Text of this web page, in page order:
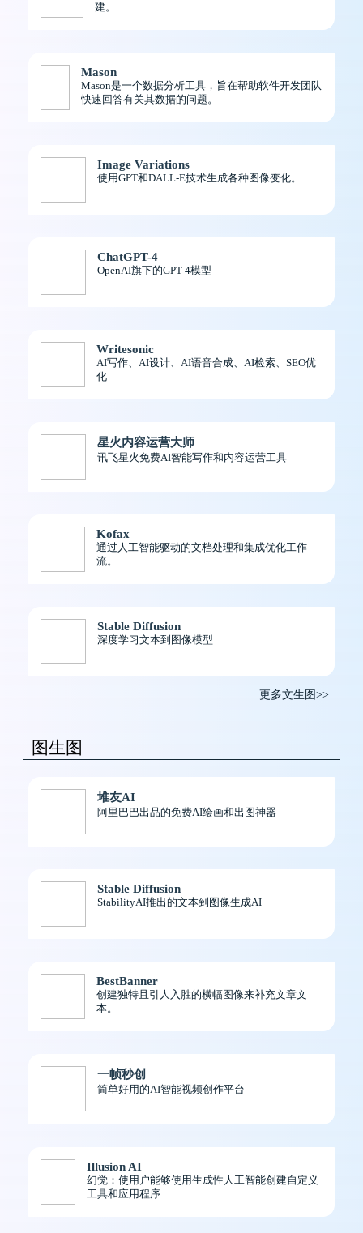
建。
Mason
Mason是一个数据分析工具，旨在帮助软件开发团队
快速回答有关其数据的问题。
Image Variations
使用GPT和DALL-E技术生成各种图像变化。
ChatGPT-4
OpenAI旗下的GPT-4模型
Writesonic
AI写作、AI设计、AI语音合成、AI检索、SEO优
化
星火内容运营大师
讯飞星火免费AI智能写作和内容运营工具
Kofax
通过人工智能驱动的文档处理和集成优化工作
流。
Stable Diffusion
深度学习文本到图像模型
更多文生图>>
图生图
堆友AI
阿里巴巴出品的免费AI绘画和出图神器
Stable Diffusion
StabilityAI推出的文本到图像生成AI
BestBanner
创建独特且引人入胜的横幅图像来补充文章文
本。
一帧秒创
简单好用的AI智能视频创作平台
Illusion AI
幻觉：使用户能够使用生成性人工智能创建自定义
工具和应用程序